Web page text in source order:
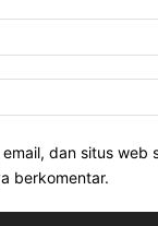
email, dan situs web
berkomentar.